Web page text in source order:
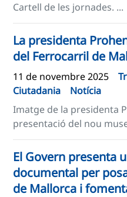
Cartell de les jornades. ...
La presidenta
del Ferrocarril de
11 de novembre 2025
Ciutadania
Notícia
Imatge de la presidenta
presentació del nou
El Govern presenta
documental per
de Mallorca i